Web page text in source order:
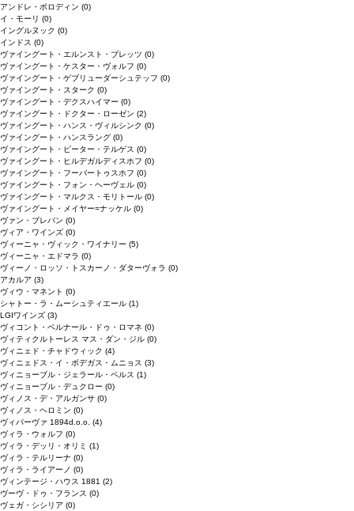
アンドレ・ボロディン (0)
イ・モーリ (0)
イングルヌック (0)
インドス (0)
ヴァイングート・エルンスト・ブレッツ (0)
ヴァイングート・ケスター・ヴォルフ (0)
ヴァイングート・ゲブリューダーシュテッフ (0)
ヴァイングート・スターク (0)
ヴァイングート・デクスハイマー (0)
ヴァイングート・ドクター・ローゼン (2)
ヴァイングート・ハンス・ヴィルシンク (0)
ヴァイングート・ハンスラング (0)
ヴァイングート・ピーター・テルゲス (0)
ヴァイングート・ヒルデガルディスホフ (0)
ヴァイングート・フーバートゥスホフ (0)
ヴァイングート・フォン・ヘーヴェル (0)
ヴァイングート・マルクス・モリトール (0)
ヴァイングート・メイヤー=ナッケル (0)
ヴァン・ブレバン (0)
ヴィア・ワインズ (0)
ヴィーニャ・ヴィック・ワイナリー (5)
ヴィーニャ・エドマラ (0)
ヴィーノ・ロッソ・トスカーノ・ダターヴォラ (0)
アカルア (3)
ヴィウ・マネント (0)
シャトー・ラ・ムーシュティエール (1)
LGIワインズ (3)
ヴィコント・ベルナール・ドゥ・ロマネ (0)
ヴィティクルトーレス マス・ダン・ジル (0)
ヴィニェド・チャドウィック (4)
ヴィニェドス・イ・ボデガス・ムニョス (3)
ヴィニョーブル・ジェラール・ペルス (1)
ヴィニョーブル・デュクロー (0)
ヴィノス・デ・アルガンサ (0)
ヴィノス・ヘロミン (0)
ヴィパーヴァ 1894d.o.o. (4)
ヴィラ・ウォルフ (0)
ヴィラ・デッリ・オリミ (1)
ヴィラ・テルリーナ (0)
ヴィラ・ライアーノ (0)
ヴィンテージ・ハウス 1881 (2)
ヴーヴ・ドゥ・フランス (0)
ヴェガ・シシリア (0)